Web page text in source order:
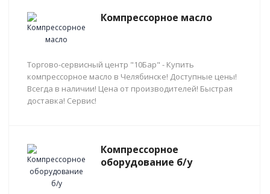
Компрессорное масло
Торгово-сервисный центр "10Бар" - Купить
компрессорное масло в Челябинске! Доступные цены!
Всегда в наличии! Цена от производителей! Быстрая
доставка! Сервис!
Компрессорное
оборудование б/у